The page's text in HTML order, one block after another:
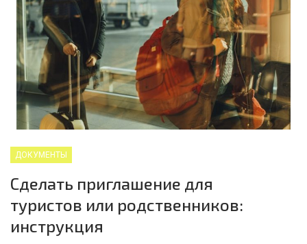
ДОКУМЕНТЫ
Сделать приглашение для
туристов или родственников:
инструкция